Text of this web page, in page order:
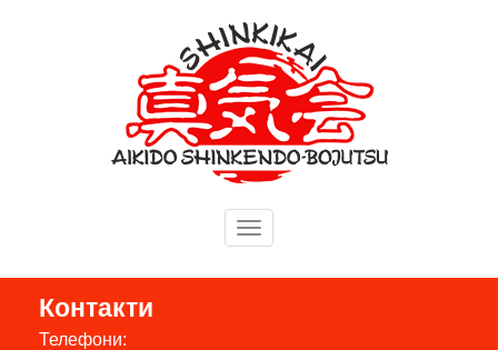
Mobile
Контакти
Телефони: